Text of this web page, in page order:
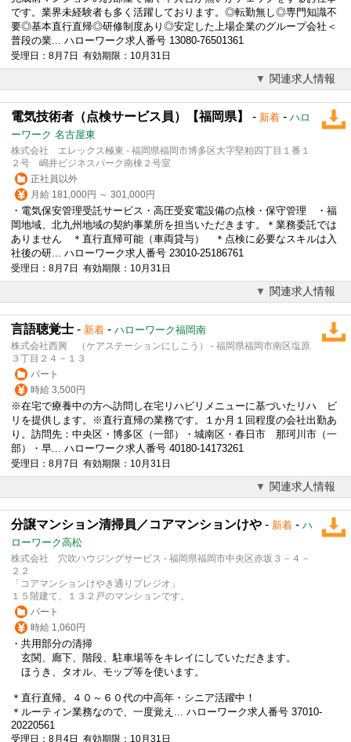
です。業界未経験者も多く活躍しております。◎転勤無し◎専門知識不
要◎基本直行直帰◎研修制度あり◎安定した上場企業のグループ会社＜
普段の業... ハローワーク求人番号 13080-76501361
受理日：8月7日 有効期限：10月31日
関連求人情報
電気技術者（点検サービス員）【福岡県】 - 新着 - ハロ
ーワーク 名古屋東
株式会社 エレックス極東 - 福岡県福岡市博多区大字堅粕四丁目１番１
２号 嶋井ビジネスパーク南棟２号室
正社員以外
月給 181,000円 ～ 301,000円
・電気保安管理受託サービス・高圧受変電設備の点検・保守管理 ・福
岡地域、北九州地域の契約事業所を担当いただきます。＊業務委託では
ありません ＊ 直行直帰可能（車両貸与） ＊点検に必要なスキルは入
社後の研... ハローワーク求人番号 23010-25186761
受理日：8月7日 有効期限：10月31日
関連求人情報
言語聴覚士 - 新着 - ハローワーク福岡南
株式会社西興 （ケアステーションにしこう） - 福岡県福岡市南区塩原
３丁目２４－１３
パート
時給 3,500円
※在宅で療養中の方へ訪問し在宅リハビリメニューに基づいたリハ ビ
リを提供します。※直行直帰の業務です。１か月１回程度の会社出勤あ
り。訪問先：中央区・博多区（一部）・城南区・春日市 那珂川市（一
部）・早... ハローワーク求人番号 40180-14173261
受理日：8月7日 有効期限：10月31日
関連求人情報
分譲マンション清掃員／コアマンションけや - 新着 - ハ
ローワーク高松
株式会社 穴吹ハウジングサービス - 福岡県福岡市中央区赤坂３－４－
２２
「コアマンションけやき通りプレジオ」
１５階建て、１３２戸のマンションです。
パート
時給 1,060円
・共用部分の清掃
玄関、廊下、階段、駐車場等をキレイにしていただきます。
ほうき、タオル、モップ等を使います。
＊ 直行直帰。４０～６０代の中高年・シニア活躍中！
＊ルーティン業務なので、一度覚え... ハローワーク求人番号 37010-
20220561
受理日：8月4日 有効期限：10月31日